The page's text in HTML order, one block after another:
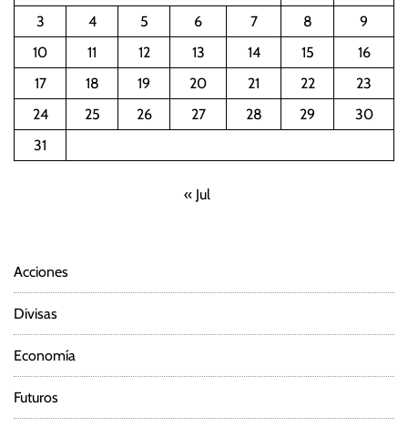
c
i
e
e
n
t
3
4 5 6 7 8
9
10
11 12 13 14 15
16
17
18 19 20 21 22
23
24
25 26 27 28 29
30
31
« Jul
Acciones
Divisas
Economía
Futuros